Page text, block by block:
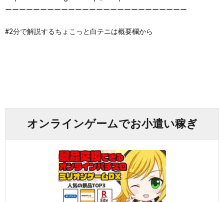
ーーーーーーーーーーーーーーーーーーーーーーーーーー
#2分で解説するちょこっと白テニは概要欄から
オンラインゲームでお小遣い稼ぎ